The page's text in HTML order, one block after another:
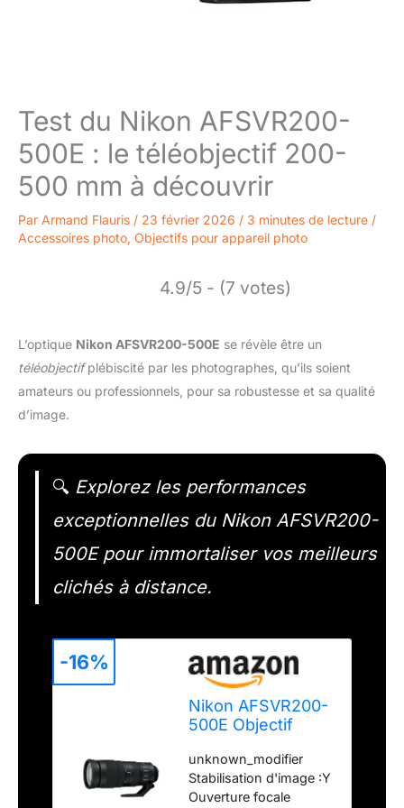
Test du Nikon AFSVR200-
500E : le téléobjectif 200-
500 mm à découvrir
Par Armand Flauris / 23 février 2026 / 3 minutes de lecture /
Accessoires photo, Objectifs pour appareil photo
4.9/5 - (7 votes)
L’optique Nikon AFSVR200-500E se révèle être un
téléobjectifplébiscité par les photographes, qu’ils soient
amateurs ou professionnels, pour sa robustesse et sa qualité
d’image.
🔍 Explorez les performances
exceptionnelles du Nikon AFSVR200-
500E pour immortaliser vos meilleurs
clichés à distance.
Nikon AFSVR200-
500E Objectif
AF-S Nikkor E Ed
VR Téléobjectif FX
unknown_modifier
Stabilisation d'image :Y
Ouverture focale
-16%